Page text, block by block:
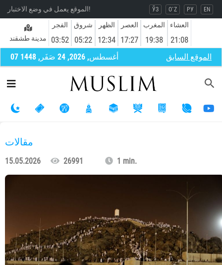
الموقع يعمل في وضع الاختبار! ЎЗ O`Z РУ EN
مدينة طشقند
الفجر
03:52
شروق
05:22
الظهر
12:34
العصر
17:27
المغرب
19:38
العشاء
21:08
07 أغسطس, 2026, 24 صَفَر, 1448 الموقع السابق
مقالات
15.05.2026 26991 1 min.